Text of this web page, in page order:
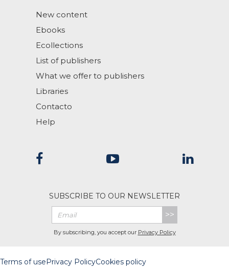
New content
Ebooks
Ecollections
List of publishers
What we offer to publishers
Libraries
Contacto
Help
SUBSCRIBE TO OUR NEWSLETTER
>>
By subscribing, you accept our Privacy Policy
Terms of usePrivacy PolicyCookies policy